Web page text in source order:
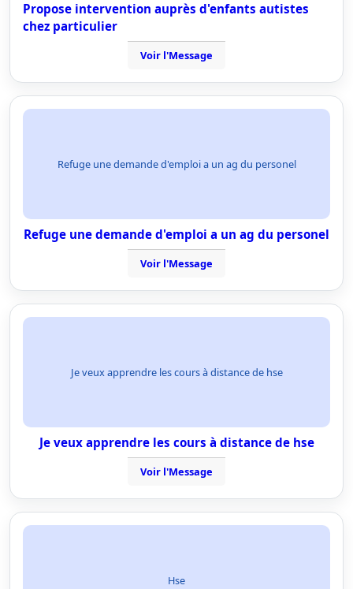
Propose intervention auprès d'enfants autistes
chez particulier
Voir l'Message
Refuge une demande d'emploi a un ag du personel
Refuge une demande d'emploi a un ag du personel
Voir l'Message
Je veux apprendre les cours à distance de hse
Je veux apprendre les cours à distance de hse
Voir l'Message
Hse